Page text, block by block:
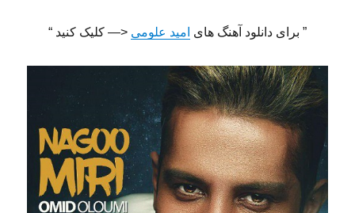
” برای دانلود آهنگ های امید علومی <— کلیک کنید “